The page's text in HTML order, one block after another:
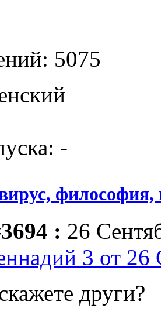
5075
-
философия,
: 26
3 от
други?